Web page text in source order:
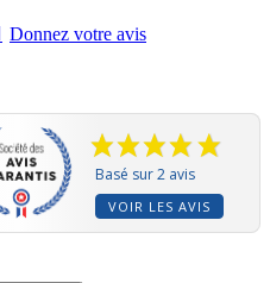
Donnez votre avis
Basé sur 2 avis
VOIR LES AVIS